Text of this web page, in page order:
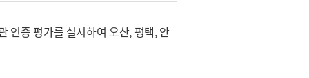
인증 평가를 실시하여 오산, 평택, 안